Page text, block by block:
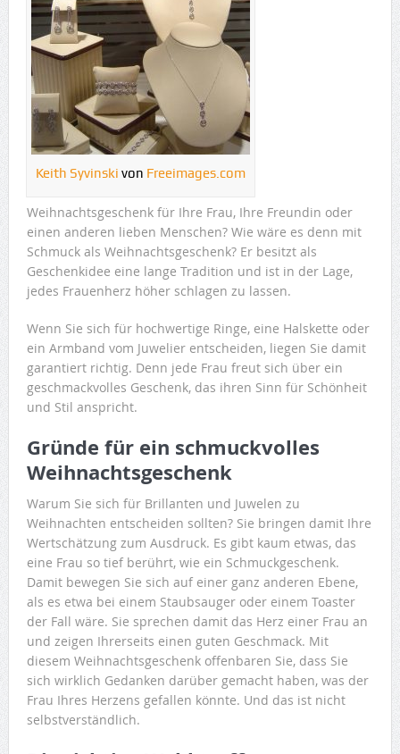
Keith Syvinski von Freeimages.com
Weihnachtsgeschenk für Ihre Frau, Ihre Freundin oder
einen anderen lieben Menschen? Wie wäre es denn mit
Schmuck als Weihnachtsgeschenk? Er besitzt als
Geschenkidee eine lange Tradition und ist in der Lage,
jedes Frauenherz höher schlagen zu lassen.
Wenn Sie sich für hochwertige Ringe, eine Halskette oder
ein Armband vom Juwelier entscheiden, liegen Sie damit
garantiert richtig. Denn jede Frau freut sich über ein
geschmackvolles Geschenk, das ihren Sinn für Schönheit
und Stil anspricht.
Gründe für ein schmuckvolles
Weihnachtsgeschenk
Warum Sie sich für Brillanten und Juwelen zu
Weihnachten entscheiden sollten? Sie bringen damit Ihre
Wertschätzung zum Ausdruck. Es gibt kaum etwas, das
eine Frau so tief berührt, wie ein Schmuckgeschenk.
Damit bewegen Sie sich auf einer ganz anderen Ebene,
als es etwa bei einem Staubsauger oder einem Toaster
der Fall wäre. Sie sprechen damit das Herz einer Frau an
und zeigen Ihrerseits einen guten Geschmack. Mit
diesem Weihnachtsgeschenk offenbaren Sie, dass Sie
sich wirklich Gedanken darüber gemacht haben, was der
Frau Ihres Herzens gefallen könnte. Und das ist nicht
selbstverständlich.